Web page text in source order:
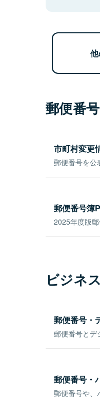
郵便番
市町村変更
郵便番号を公
郵便番号簿
2025年度版
ビジネ
郵便番号・
郵便番号とデ
郵便番号・
郵便番号や、